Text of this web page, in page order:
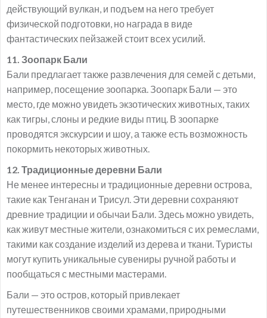
действующий вулкан, и подъем на него требует
физической подготовки, но награда в виде
фантастических пейзажей стоит всех усилий.
11. Зоопарк Бали
Бали предлагает также развлечения для семей с детьми,
например, посещение зоопарка. Зоопарк Бали — это
место, где можно увидеть экзотических животных, таких
как тигры, слоны и редкие виды птиц. В зоопарке
проводятся экскурсии и шоу, а также есть возможность
покормить некоторых животных.
12. Традиционные деревни Бали
Не менее интересны и традиционные деревни острова,
такие как Тенганан и Трисул. Эти деревни сохраняют
древние традиции и обычаи Бали. Здесь можно увидеть,
как живут местные жители, ознакомиться с их ремеслами,
такими как создание изделий из дерева и ткани. Туристы
могут купить уникальные сувениры ручной работы и
пообщаться с местными мастерами.
Бали — это остров, который привлекает
путешественников своими храмами, природными